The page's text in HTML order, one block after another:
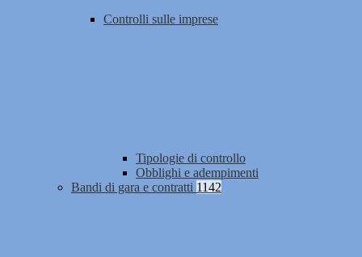
Controlli sulle imprese
Tipologie di controllo
Obblighi e adempimenti
Bandi di gara e contratti 1142